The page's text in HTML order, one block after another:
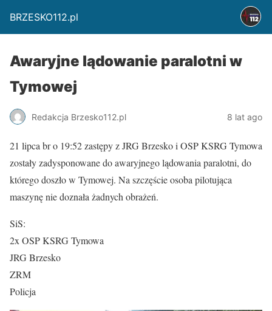
BRZESKO112.pl
Awaryjne lądowanie paralotni w
Tymowej
Redakcja Brzesko112.pl 8 lat ago
21 lipca br o 19:52 zastępy z JRG Brzesko i OSP KSRG Tymowa
zostały zadysponowane do awaryjnego lądowania paralotni, do
którego doszło w Tymowej. Na szczęście osoba pilotująca
maszynę nie doznała żadnych obrażeń.
SiS:
2x OSP KSRG Tymowa
JRG Brzesko
ZRM
Policja